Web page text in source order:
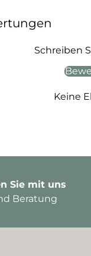
Schreiben
Keine
Sie mit uns
Beratung